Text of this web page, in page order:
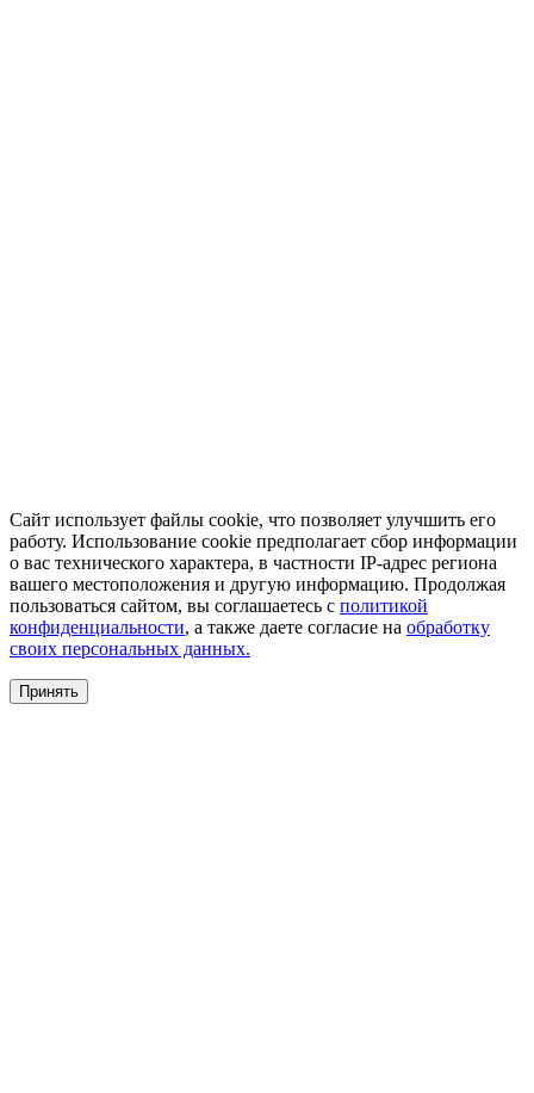
Сайт использует файлы cookie, что позволяет улучшить его
работу. Использование cookie предполагает сбор информации
о вас технического характера, в частности IP-адрес региона
вашего местоположения и другую информацию. Продолжая
пользоваться сайтом, вы соглашаетесь с политикой
конфиденциальности, а также даете согласие на обработку
своих персональных данных.
Принять